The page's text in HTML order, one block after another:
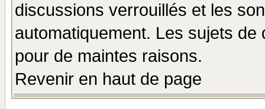
discussions verrouillés et les
automatiquement. Les sujets
pour de maintes raisons.
Revenir en haut de page